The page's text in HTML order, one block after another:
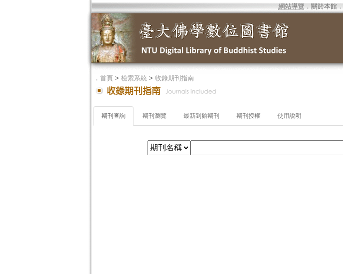
網站導覽 ． 關於本館．
． 首頁> 檢索系統> 收錄期刊指南
期刊查詢 期刊瀏覽 最新到館期刊 期刊授權 使用說明